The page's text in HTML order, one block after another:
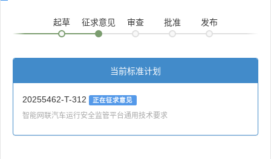
起草 征求意见 审查 批准 发布
当前标准计划
20255462-T-312 正在征求意见
智能网联汽车运行安全监管平台通用技术要求